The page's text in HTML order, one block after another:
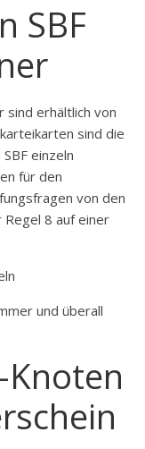
SBF
sind erhältlich von
sind die
einzeln
für den
von den
8 auf einer
und überall
Knoten